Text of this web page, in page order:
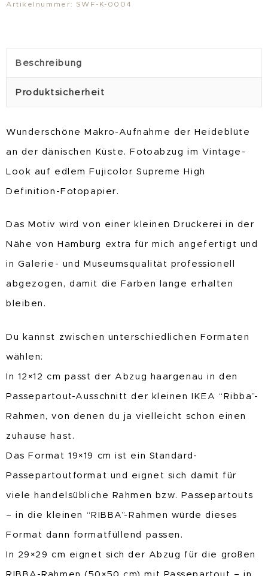
Artikelnummer: SWF-K-0004
Beschreibung
Produktsicherheit
Wunderschöne Makro-Aufnahme der Heideblüte
an der dänischen Küste. Fotoabzug im Vintage-
Look auf edlem Fujicolor Supreme High
Definition-Fotopapier.
Das Motiv wird von einer kleinen Druckerei in der
Nähe von Hamburg extra für mich angefertigt und
in Galerie- und Museumsqualität professionell
abgezogen, damit die Farben lange erhalten
bleiben.
Du kannst zwischen unterschiedlichen Formaten
wählen:
In 12×12 cm passt der Abzug haargenau in den
Passepartout-Ausschnitt der kleinen IKEA “Ribba”-
Rahmen, von denen du ja vielleicht schon einen
zuhause hast.
Das Format 19×19 cm ist ein Standard-
Passepartoutformat und eignet sich damit für
viele handelsübliche Rahmen bzw. Passepartouts
– in die kleinen “RIBBA”-Rahmen würde dieses
Format dann formatfüllend passen.
In 29×29 cm eignet sich der Abzug für die großen